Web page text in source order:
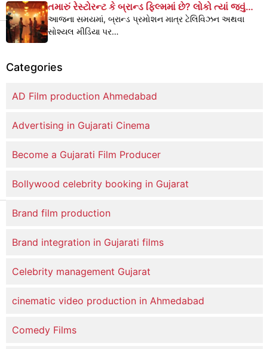
તમારું રેસ્ટોરન્ટ કે બ્રાન્ડ ફિલ્મમાં છે? લોકો ત્યાં જવું
પસંદ કરે છે – જાણો કેવી રીતે
આજના સમયમાં, બ્રાન્ડ પ્રમોશન માત્ર ટેલિવિઝન અથવા
સોશ્યલ મીડિયા પર…
Categories
AD Film production Ahmedabad
Advertising in Gujarati Cinema
Become a Gujarati Film Producer
Bollywood celebrity booking in Gujarat
Brand film production
Brand integration in Gujarati films
Celebrity management Gujarat
cinematic video production in Ahmedabad
Comedy Films